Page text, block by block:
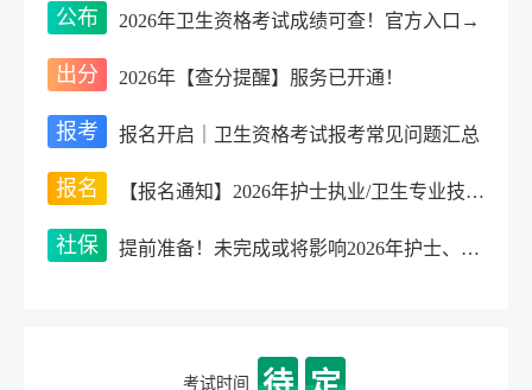
公布 2026年卫生资格考试成绩可查！官方入口→
出分 2026年【查分提醒】服务已开通！
报考 报名开启｜卫生资格考试报考常见问题汇总
报名 【报名通知】2026年护士执业/卫生专业技术资格考试报名时间已定！
社保 提前准备！未完成或将影响2026年护士、初级、主管护师报考！
考试时间